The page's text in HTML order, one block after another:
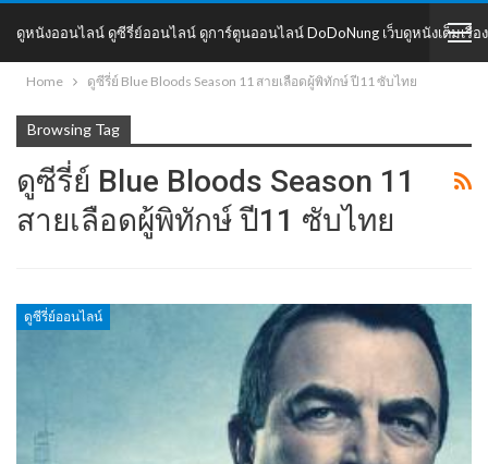
ดูหนังออนไลน์ ดูซีรี่ย์ออนไลน์ ดูการ์ตูนออนไลน์ DoDoNung เว็บดูหนังเต็มเรื่อง
DoDoNung
Home ดูซีรี่ย์ Blue Bloods Season 11 สายเลือดผู้พิทักษ์ ปี11 ซับไทย
Browsing Tag
ดูซีรี่ย์ Blue Bloods Season 11
สายเลือดผู้พิทักษ์ ปี11 ซับไทย
ดูซีรี่ย์ออนไลน์